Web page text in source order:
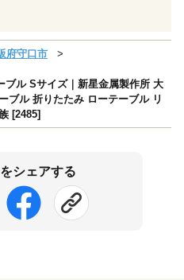
府守口市
ブル Sサイズ｜新星金属製作所 大
ブル 折りたたみ ローテーブル リ
[2485]
シェアする